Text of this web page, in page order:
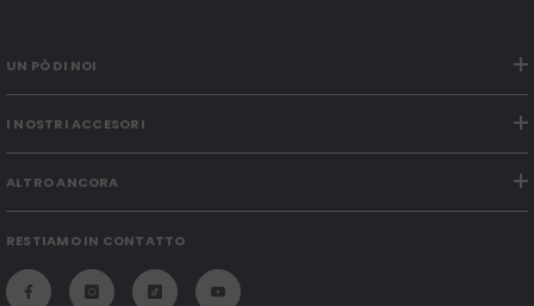
UN PÒ DI NOI
I NOSTRI ACCESORI
ALTRO ANCORA
RESTIAMO IN CONTATTO